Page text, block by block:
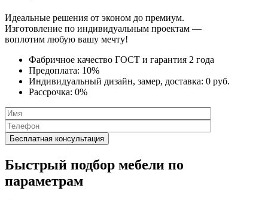
Идеальные решения от эконом до премиум.
Изготовление по индивидуальным проектам —
воплотим любую вашу мечту!
Фабричное качество ГОСТ и гарантия 2 года
Предоплата: 10%
Индивидуальный дизайн, замер, доставка: 0 руб.
Рассрочка: 0%
Быстрый подбор мебели по
параметрам